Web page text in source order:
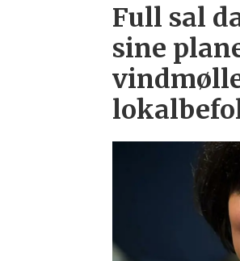
Full sal
sine